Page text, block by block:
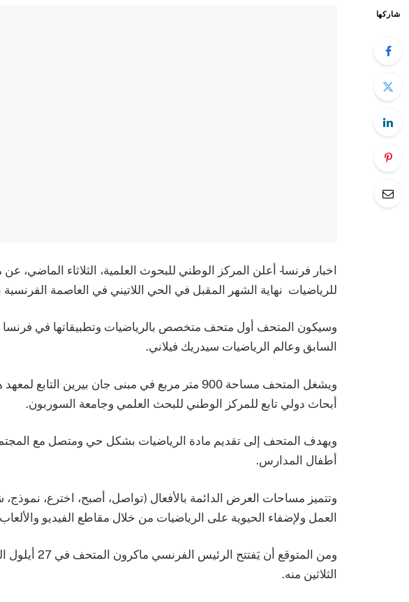
شاركها
اخبار فرنسا- أعلن المركز الوطني للبحوث العلمية، الثلاثاء الماضي،
للرياضيات نهاية الشهر المقبل في الحي اللاتيني في العاصمة
وسيكون المتحف أول متحف متخصص بالرياضيات وتطبيقاتها في فرنسا
السابق وعالم الرياضيات سيدريك فيلاني.
أبحاث دولي تابع للمركز الوطني للبحث العلمي وجامعة السوربون.
ويهدف المتحف إلى تقديم مادة الرياضيات بشكل حي ومتصل مع
أطفال المدارس.
وتتميز مساحات العرض الدائمة بالأفعال (تواصل، أصبح، اخترع، نموذج،
العمل ولإضفاء الحيوية على الرياضيات من خلال مقاطع الفيديو
ومن المتوقع
الثلاثين منه.